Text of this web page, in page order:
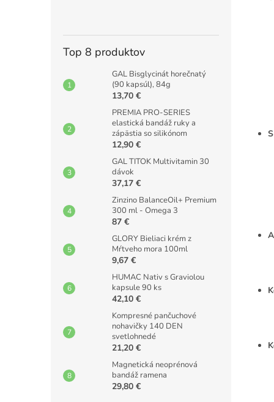
Top 8 produktov
GAL Bisglycinát horečnatý
(90 kapsúl), 84g
13,70 €
PREMIA PRO-SERIES
elastická bandáž ruky a
zápästia so silikónom
12,90 €
GAL TITOK Multivitamin 30
dávok
37,17 €
Zinzino BalanceOil+ Premium
300 ml - Omega 3
87 €
GLORY Bieliaci krém z
Mŕtveho mora 100ml
9,67 €
HUMAC Nativ s Graviolou
kapsule 90 ks
42,10 €
Kompresné pančuchové
nohavičky 140 DEN
svetlohnedé
21,20 €
Magnetická neoprénová
bandáž ramena
29,80 €